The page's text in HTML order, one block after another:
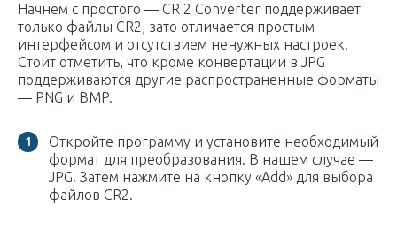
Начнем с простого — CR 2 Converter поддерживает
только файлы CR2, зато отличается простым
интерфейсом и отсутствием ненужных настроек.
Стоит отметить, что кроме конвертации в JPG
поддерживаются другие распространенные форматы
— PNG и BMP.
Откройте программу и установите необходимый
формат для преобразования. В нашем случае —
JPG. Затем нажмите на кнопку «Add» для выбора
файлов CR2.